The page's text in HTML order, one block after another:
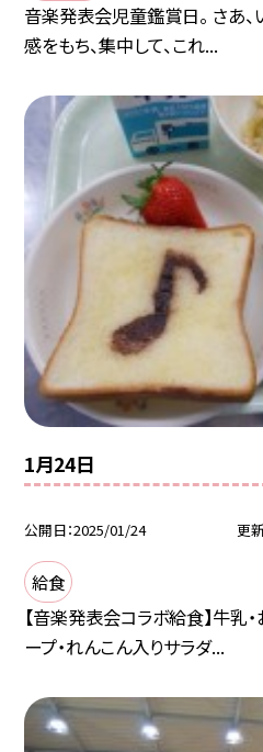
音楽発表会児童鑑賞日。 さあ、
感をもち、集中して、これ...
1月24日
公開日 2025/01/24 更
給食
【音楽発表会コラボ給食】牛乳
ープ・れんこん入りサラダ...